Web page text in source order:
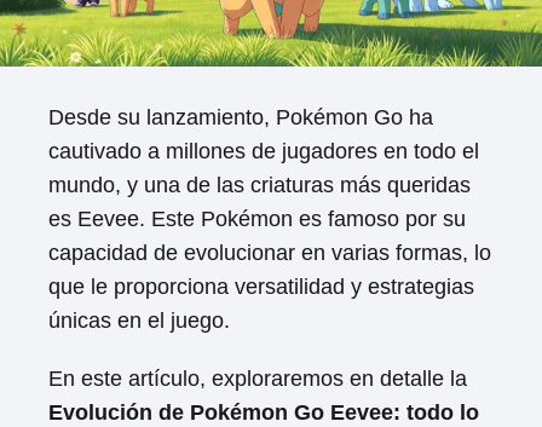
Desde su lanzamiento, Pokémon Go ha
cautivado a millones de jugadores en todo el
mundo, y una de las criaturas más queridas
es Eevee. Este Pokémon es famoso por su
capacidad de evolucionar en varias formas, lo
que le proporciona versatilidad y estrategias
únicas en el juego.
En este artículo, exploraremos en detalle la
Evolución de Pokémon Go Eevee: todo lo